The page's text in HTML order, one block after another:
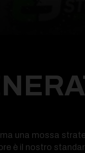
una mossa
è il nostro